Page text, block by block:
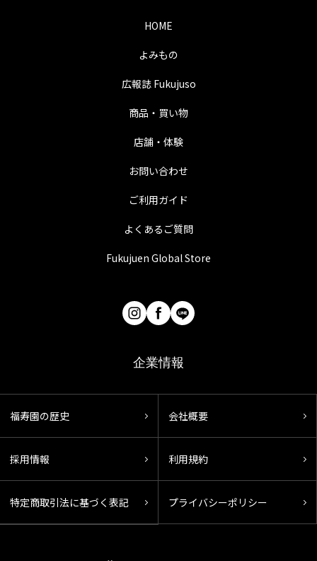
HOME
よみもの
広報誌 Fukujuso
商品・買い物
店舗・体験
お問い合わせ
ご利用ガイド
よくあるご質問
Fukujuen Global Store
企業情報
福寿園の歴史 会社概要
採用情報 利用規約
特定商取引法に基づく表記 プライバシーポリシー